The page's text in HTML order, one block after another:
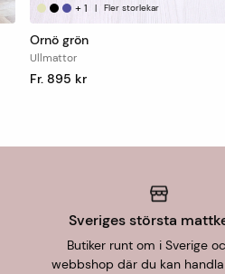
+1 | Fler storlekar
Ornö grön
Ullmattor
Fr. 895 kr
Sveriges största
Butiker runt om i Sverige
webbshop där du kan